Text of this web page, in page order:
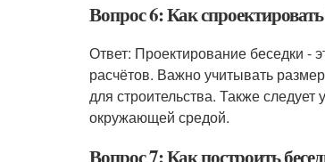
Вопрос 6: Как спроектировать
Ответ: Проектирование беседки -
расчётов. Важно учитывать
для строительства. Также
окружающей средой.
Вопрос 7: Как построить